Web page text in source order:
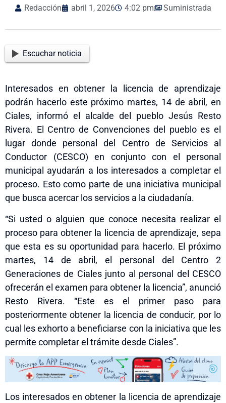
Redacción abril 1, 2026 4:02 pm Suministrada
Escuchar noticia
Interesados en obtener la licencia de aprendizaje
podrán hacerlo este próximo martes, 14 de abril, en
Ciales, informó el alcalde del pueblo Jesús Resto
Rivera. El Centro de Convenciones del pueblo es el
lugar donde personal del Centro de Servicios al
Conductor (CESCO) en conjunto con el personal
municipal ayudarán a los interesados a completar el
proceso. Esto como parte de una iniciativa municipal
que busca acercar los servicios a la ciudadanía.
“Si usted o alguien que conoce necesita realizar el
proceso para obtener la licencia de aprendizaje, sepa
que esta es su oportunidad para hacerlo. El próximo
martes, 14 de abril, el personal del Centro 2
Generaciones de Ciales junto al personal del CESCO
ofrecerán el examen para obtener la licencia”, anunció
Resto Rivera. “Este es el primer paso para
posteriormente obtener la licencia de conducir, por lo
cual les exhorto a beneficiarse con la iniciativa que les
permite completar el trámite desde Ciales”.
Los interesados en obtener la licencia de aprendizaje